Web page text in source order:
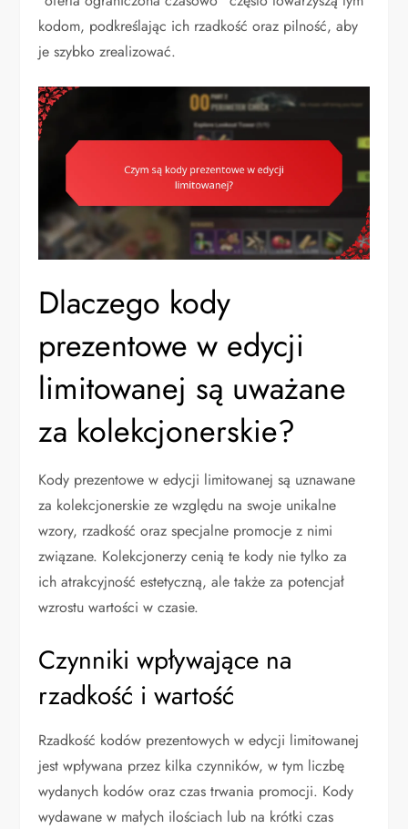
kodom, podkreślając ich rzadkość oraz pilność, aby
je szybko zrealizować.
Dlaczego kody
prezentowe w edycji
limitowanej są uważane
za kolekcjonerskie?
Kody prezentowe w edycji limitowanej są uznawane
za kolekcjonerskie ze względu na swoje unikalne
wzory, rzadkość oraz specjalne promocje z nimi
związane. Kolekcjonerzy cenią te kody nie tylko za
ich atrakcyjność estetyczną, ale także za potencjał
wzrostu wartości w czasie.
Czynniki wpływające na
rzadkość i wartość
Rzadkość kodów prezentowych w edycji limitowanej
jest wpływana przez kilka czynników, w tym liczbę
wydanych kodów oraz czas trwania promocji. Kody
wydawane w małych ilościach lub na krótki czas